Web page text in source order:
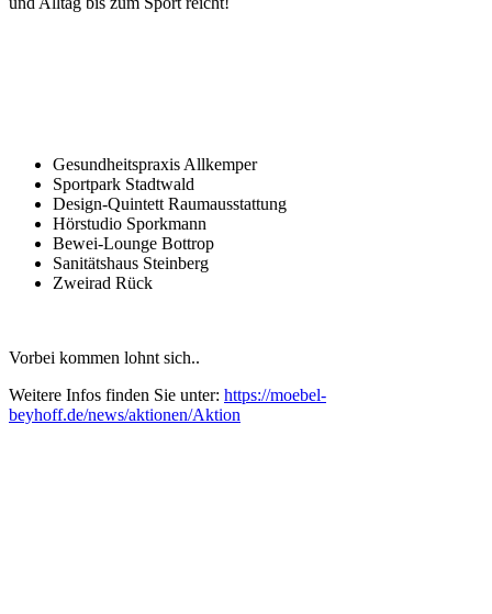
Gesundheitspraxis Allkemper
Sportpark Stadtwald
Design-Quintett Raumausstattung
Hörstudio Sporkmann
Bewei-Lounge Bottrop
Sanitätshaus Steinberg
Zweirad Rück
Vorbei kommen lohnt sich..
Weitere Infos finden Sie unter: https://moebel-
beyhoff.de/news/aktionen/Aktion